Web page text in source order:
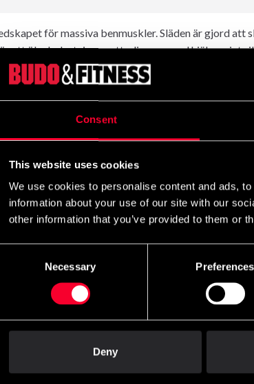
Consent
This website uses cookies
We use cookies to personalise content and ads,
information about your use of our site with our
other information that you’ve provided to them or
Necessary Preferences
Deny
för massiva benmuskler. Släden är gjord
att öka belastningen ytterliggare med hjälp av
Brutal är bara förnamnet på denna
products